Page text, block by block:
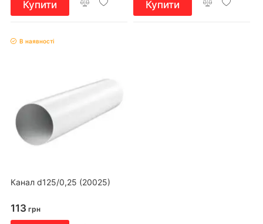
Купити Купити
В наявності
Канал d125/0,25 (20025)
113 грн